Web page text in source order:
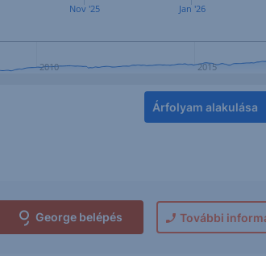
Nov '25 Jan '26
2010 2015
Árfolyam alakulása
George belépés További